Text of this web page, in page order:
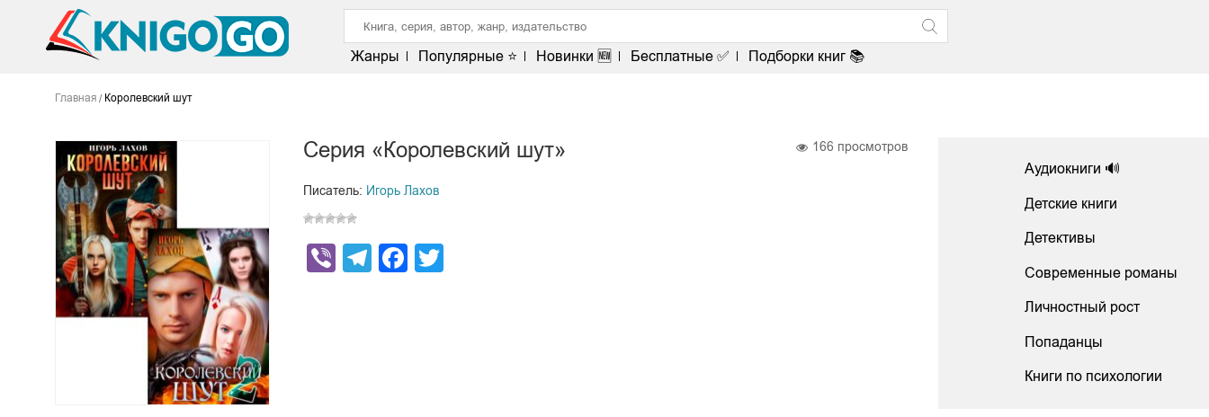
Жанры Популярные ⭐ Новинки 🆕 Бесплатные ✅ Подборки книг 📚
Главная Королевский шут
Серия «Королевский шут»
Писатель: Игорь Лахов
ViberTelegram
Facebook
166 просмотров
Аудиокниги 🔊
Детские книги
Детективы
Современные романы
Личностный рост
Попаданцы
Книги по психологии